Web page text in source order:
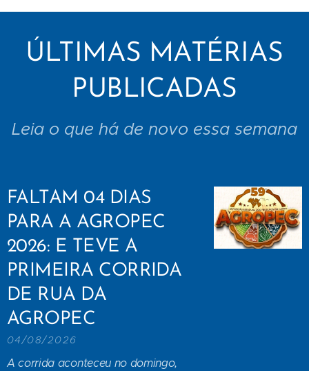
ÚLTIMAS MATÉRIAS
PUBLICADAS
Leia o que há de novo essa semana
FALTAM 04 DIAS
PARA A AGROPEC
2026: E TEVE A
PRIMEIRA CORRIDA
DE RUA DA
AGROPEC
04/08/2026
A corrida aconteceu no domingo,